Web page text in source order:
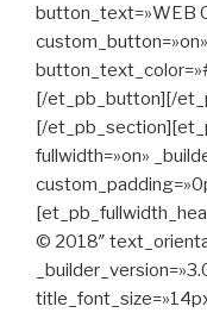
button_text=»WEB
[/et_pb_button][/
[/
fullwidth=»on»
© 2018″